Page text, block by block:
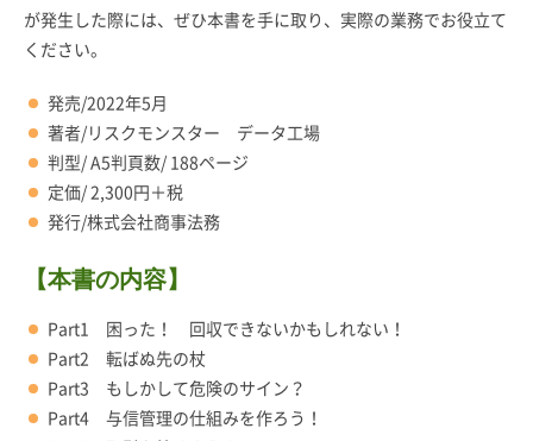
が発生した際には、ぜひ本書を手に取り、実際の業務でお役立て
ください。
発売/2022年5月
著者/リスクモンスター データ工場
判型/ A5判頁数/ 188ページ
定価/ 2,300円＋税
発行/株式会社商事法務
【本書の内容】
Part1 困った！ 回収できないかもしれない！
Part2 転ばぬ先の杖
Part3 もしかして危険のサイン？
Part4 与信管理の仕組みを作ろう！